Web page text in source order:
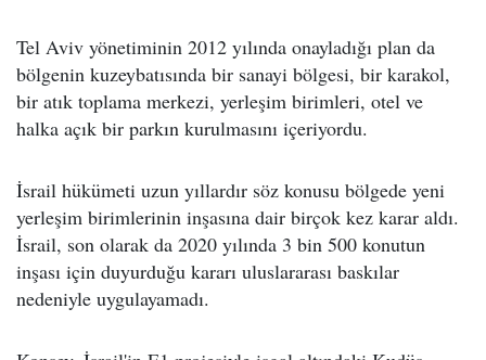
Tel Aviv yönetiminin 2012 yılında onayladığı plan da
bölgenin kuzeybatısında bir sanayi bölgesi, bir karakol,
bir atık toplama merkezi, yerleşim birimleri, otel ve
halka açık bir parkın kurulmasını içeriyordu.
İsrail hükümeti uzun yıllardır söz konusu bölgede yeni
yerleşim birimlerinin inşasına dair birçok kez karar aldı.
İsrail, son olarak da 2020 yılında 3 bin 500 konutun
inşası için duyurduğu kararı uluslararası baskılar
nedeniyle uygulayamadı.